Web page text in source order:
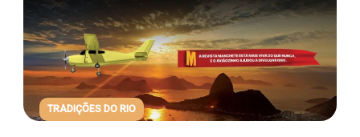
TRADIÇÕES DO RIO